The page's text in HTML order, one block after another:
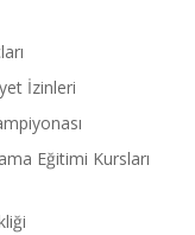
İzinleri
Eğitimi Kursları